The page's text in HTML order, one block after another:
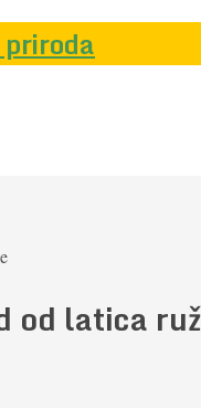
od latica